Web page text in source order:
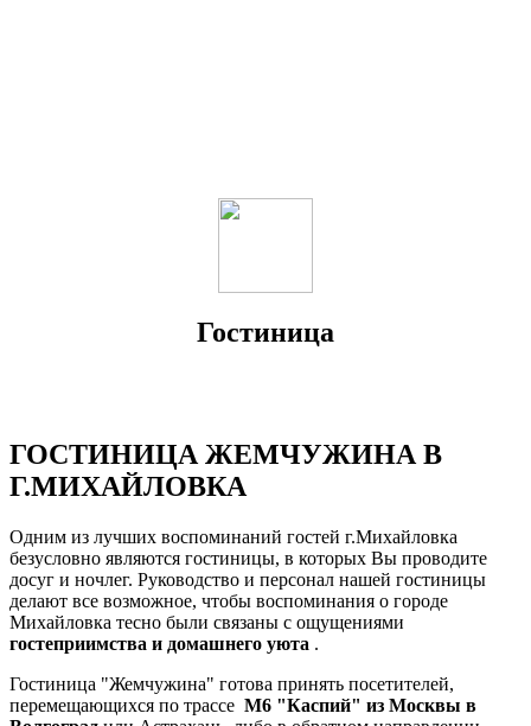
Гостиница
ГОСТИНИЦА ЖЕМЧУЖИНА В
Г.МИХАЙЛОВКА
Одним из лучших воспоминаний гостей г.Михайловка
безусловно являются гостиницы, в которых Вы проводите
досуг и ночлег. Руководство и персонал нашей гостиницы
делают все возможное, чтобы воспоминания о городе
Михайловка тесно были связаны с ощущениями
гостеприимства и домашнего уюта .
Гостиница "Жемчужина" готова принять посетителей,
перемещающихся по трассе М6 "Каспий" из Москвы в